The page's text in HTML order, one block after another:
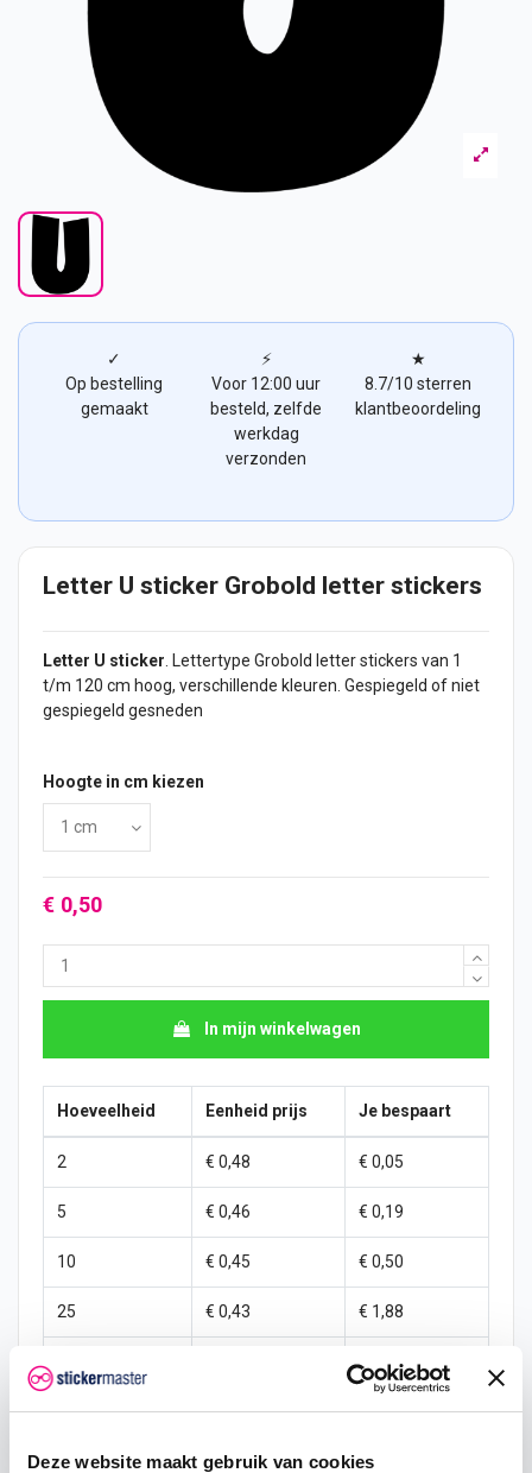
Deze website maakt gebruik van cookies
✓
Op bestelling
gemaakt
⚡
Voor 12:00 uur
besteld, zelfde
werkdag
verzonden
★
8.7/10 sterren
klantbeoordeling
Letter U sticker Grobold letter stickers
Letter U sticker . Lettertype Grobold letterstickers van 1
t/m 120 cm hoog, verschillende kleuren. Gespiegeld of niet
gespiegeld gesneden
Hoogte in cm kiezen
€ 0,50
In mijn winkelwagen
Hoeveelheid Eenheid prijs Je bespaart
2 € 0,48 € 0,05
5 € 0,46 € 0,19
10 € 0,45 € 0,50
25 € 0,43 € 1,88
€ 5,00
100 € 0,38 € 12,50
250 € 0,35 € 37,50